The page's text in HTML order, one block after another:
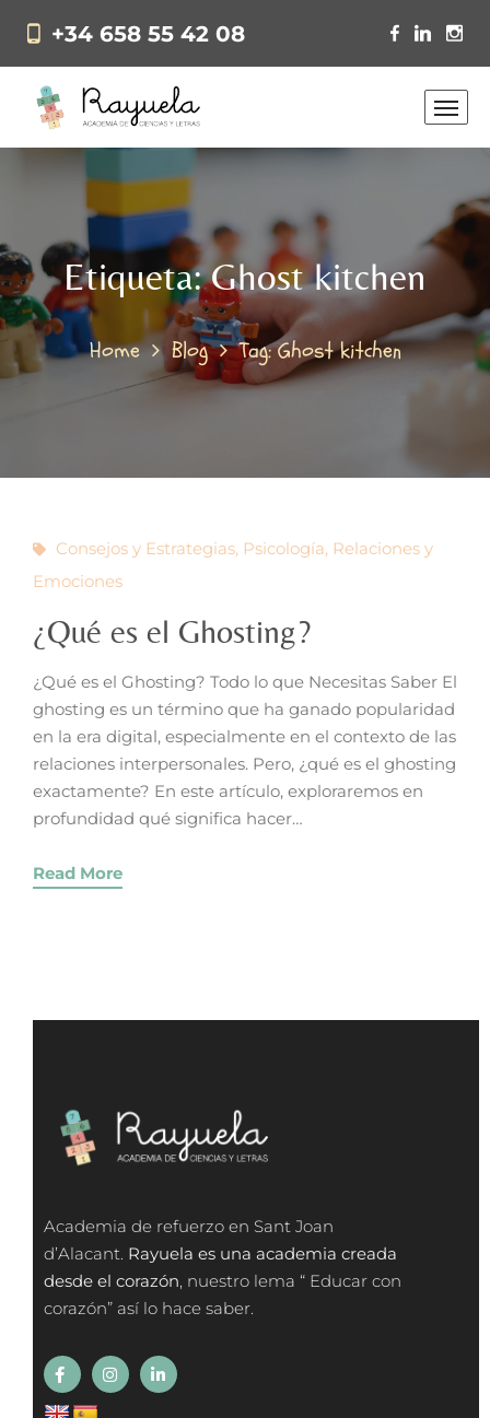
+34 658 55 42 08
Etiqueta:Ghost kitchen
Home Blog Tag: Ghost kitchen
Consejos y Estrategias, Psicología, Relaciones y
Emociones
¿Qué es el Ghosting?
¿Qué es el Ghosting? Todo lo que Necesitas Saber El
ghosting es un término que ha ganado popularidad
en la era digital, especialmente en el contexto de las
relaciones interpersonales. Pero, ¿qué es el ghosting
exactamente? En este artículo, exploraremos en
profundidad qué significa hacer…
Read More
Academia de refuerzo en Sant Joan
d’Alacant. Rayuela es una academia creada
desde el corazón, nuestro lema “ Educar con
corazón” así lo hace saber.